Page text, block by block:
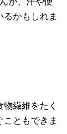
かもしれま
繊維をたく
ともできま